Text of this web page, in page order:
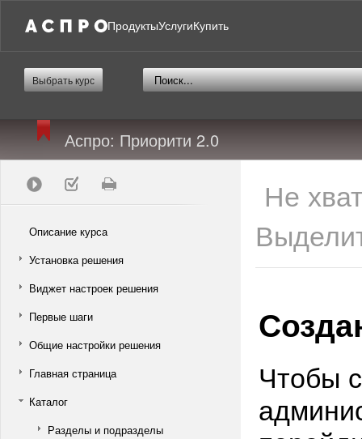
ПродуктыУслугиКупить
Выбрать курс
Аспро: Приорити 2.0
Описание курса
Установка решения
Виджет настроек решения
Первые шаги
Общие настройки решения
Главная страница
Каталог
Разделы и подразделы
Не
Чтобы